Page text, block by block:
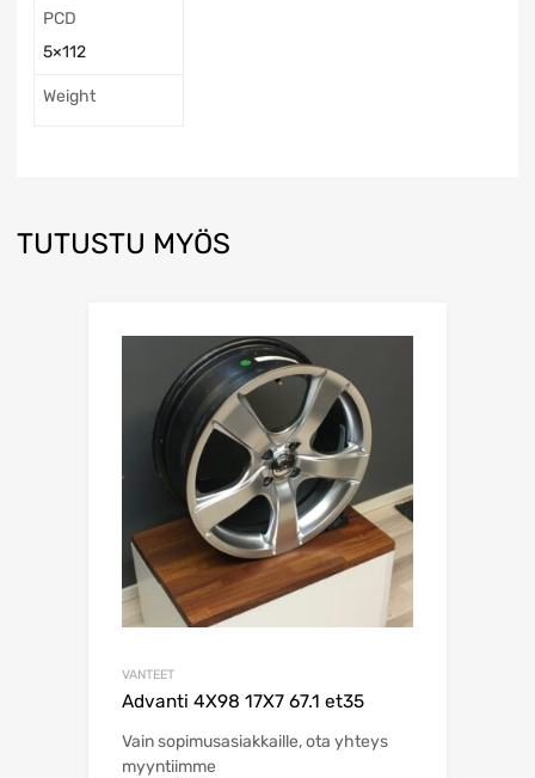
PCD
5×112
Weight
TUTUSTU MYÖS
VANTEET
Advanti 4X98 17X7 67.1 et35
Vain sopimusasiakkaille, ota yhteys
myyntiimme